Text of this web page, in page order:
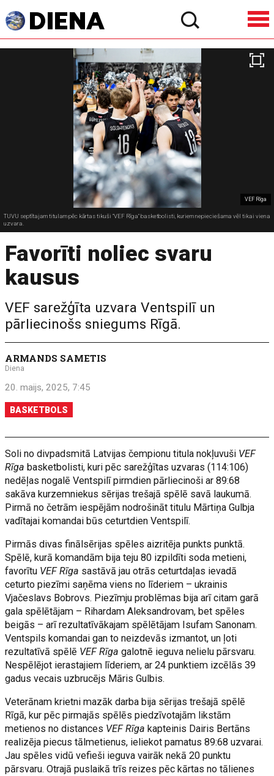
VEF Rīga
TUVU septītajam titulam pēc kārtas tikuši "VEF Rīga" basketbolisti, kuriem nepieciešama vēl tikai viena
uzvara.
Favorīti noliec svaru
kausus
VEF sarežģīta uzvara Ventspilī un
pārliecinošs sniegums Rīgā.
ARMANDS SAMETIS
Diena
20. maijs, 2025, 7:45
BASKETBOLS
Soli no divpadsmitā Latvijas čempionu titula nokļuvuši VEF
Rīga basketbolisti, kuri pēc sarežģītas uzvaras (114:106)
nedēļas nogalē Ventspilī pirmdien pārliecinoši ar 89:68
sakāva kurzemniekus sērijas trešajā spēlē savā laukumā.
Pirmā no četrām iespējām nodrošināt titulu Mārtiņa Gulbja
vadītajai komandai būs ceturtdien Ventspilī.
Pirmās divas finālsērijas spēles aizritēja punkts punktā.
Spēlē, kurā komandām bija teju 80 izpildīti soda metieni,
favorītu VEF Rīga sastāvā jau otrās ceturtdaļas ievadā
ceturto piezīmi saņēma viens no līderiem – ukrainis
Vjačeslavs Bobrovs. Piezīmju problēmas bija arī citam garā
gala spēlētājam – Rihardam Aleksandrovam, bet spēles
beigās – arī rezultatīvākajam spēlētājam Isufam Sanonam.
Ventspils komandai gan to neizdevās izmantot, un ļoti
rezultatīvā spēlē VEF Rīga galotnē ieguva nelielu pārsvaru.
Nespēlējot ierastajiem līderiem, ar 24 punktiem izcēlās 39
gadus vecais uzbrucējs Māris Gulbis.
Veterānam krietni mazāk darba bija sērijas trešajā spēlē
Rīgā, kur pēc pirmajās spēlēs piedzīvotajām likstām
metienos no distances VEF Rīga kapteinis Dairis Bertāns
realizēja piecus tālmetienus, ieliekot pamatus 89:68 uzvarai.
Jau spēles vidū vefieši ieguva vairāk nekā 20 punktu
pārsvaru. Otrajā puslaikā trīs reizes pēc kārtas no tālienes